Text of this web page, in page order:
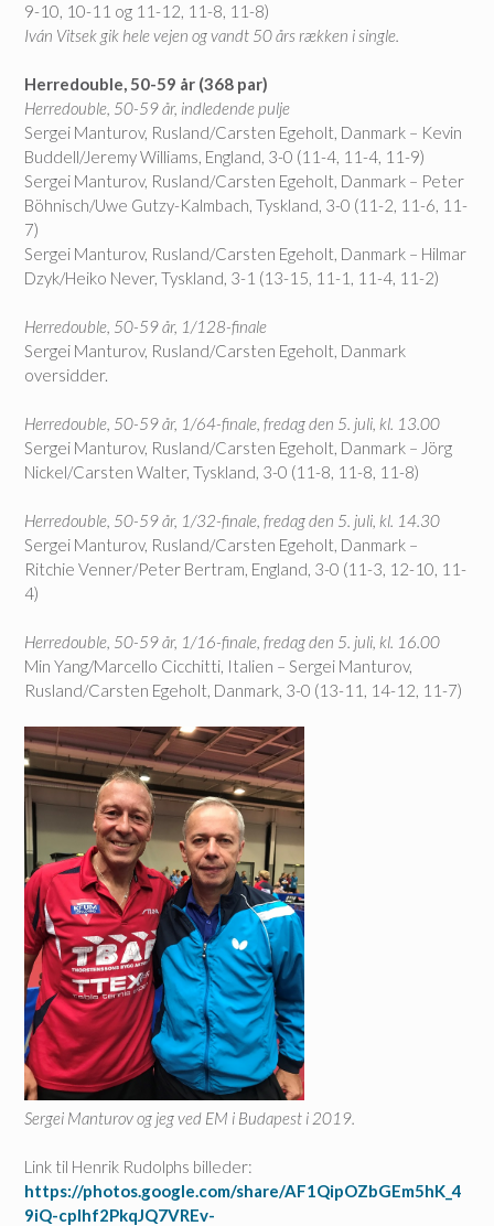
9-10, 10-11 og 11-12, 11-8, 11-8)
Iván Vitsek gik hele vejen og vandt 50 års rækken i single.
Herredouble, 50-59 år (368 par)
Herredouble, 50-59 år, indledende pulje
Sergei Manturov, Rusland/Carsten Egeholt, Danmark – Kevin
Buddell/Jeremy Williams, England, 3-0 (11-4, 11-4, 11-9)
Sergei Manturov, Rusland/Carsten Egeholt, Danmark – Peter
Böhnisch/Uwe Gutzy-Kalmbach, Tyskland, 3-0 (11-2, 11-6, 11-
7)
Sergei Manturov, Rusland/Carsten Egeholt, Danmark – Hilmar
Dzyk/Heiko Never, Tyskland, 3-1 (13-15, 11-1, 11-4, 11-2)
Herredouble, 50-59 år, 1/128-finale
Sergei Manturov, Rusland/Carsten Egeholt, Danmark
oversidder.
Herredouble, 50-59 år, 1/64-finale, fredag den 5. juli, kl. 13.00
Sergei Manturov, Rusland/Carsten Egeholt, Danmark – Jörg
Nickel/Carsten Walter, Tyskland, 3-0 (11-8, 11-8, 11-8)
Herredouble, 50-59 år, 1/32-finale, fredag den 5. juli, kl. 14.30
Sergei Manturov, Rusland/Carsten Egeholt, Danmark –
Ritchie Venner/Peter Bertram, England, 3-0 (11-3, 12-10, 11-
4)
Herredouble, 50-59 år, 1/16-finale, fredag den 5. juli, kl. 16.00
Min Yang/Marcello Cicchitti, Italien – Sergei Manturov,
Rusland/Carsten Egeholt, Danmark, 3-0 (13-11, 14-12, 11-7)
Sergei Manturov og jeg ved EM i Budapest i 2019.
Link til Henrik Rudolphs billeder:
https://photos.google.com/share/AF1QipOZbGEm5hK_4
9iQ-cplhf2PkqJQ7VREv-